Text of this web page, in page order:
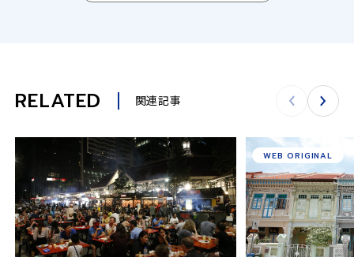
RELATED 関連記事
WEB ORIGINAL